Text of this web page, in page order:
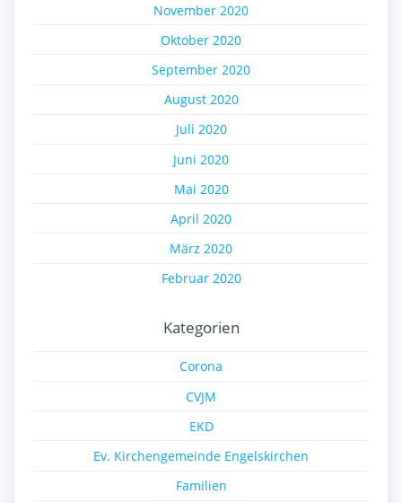
November 2020
Oktober 2020
September 2020
August 2020
Juli 2020
Juni 2020
Mai 2020
April 2020
März 2020
Februar 2020
Kategorien
Corona
CVJM
EKD
Ev. Kirchengemeinde Engelskirchen
Familien